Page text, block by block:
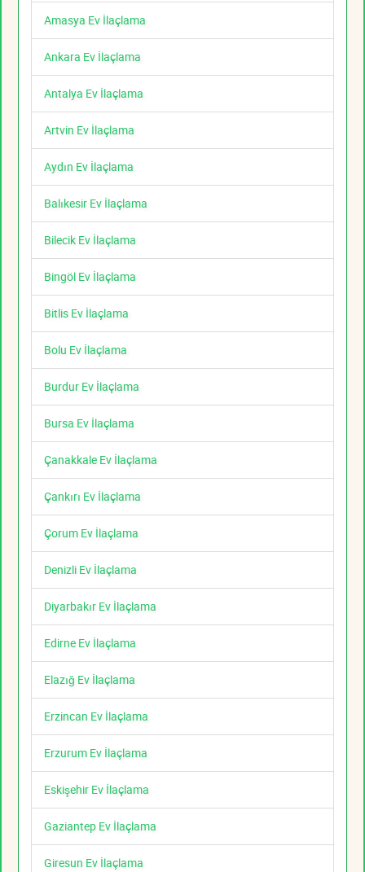
Amasya Ev İlaçlama
Ankara Ev İlaçlama
Antalya Ev İlaçlama
Artvin Ev İlaçlama
Aydın Ev İlaçlama
Balıkesir Ev İlaçlama
Bilecik Ev İlaçlama
Bingöl Ev İlaçlama
Bitlis Ev İlaçlama
Bolu Ev İlaçlama
Burdur Ev İlaçlama
Bursa Ev İlaçlama
Çanakkale Ev İlaçlama
Çankırı Ev İlaçlama
Çorum Ev İlaçlama
Denizli Ev İlaçlama
Diyarbakır Ev İlaçlama
Edirne Ev İlaçlama
Elazığ Ev İlaçlama
Erzincan Ev İlaçlama
Erzurum Ev İlaçlama
Eskişehir Ev İlaçlama
Gaziantep Ev İlaçlama
Giresun Ev İlaçlama